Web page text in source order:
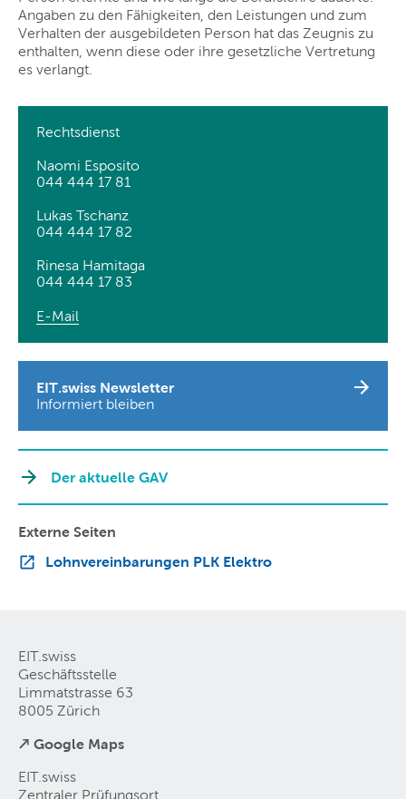
Angaben zu den Fähigkeiten, den Leistungen und zum
Verhalten der ausgebildeten Person hat das Zeugnis zu
enthalten, wenn diese oder ihre gesetzliche Vertretung
es verlangt.
Rechtsdienst
Naomi Esposito
044 444 17 81
Lukas Tschanz
044 444 17 82
Rinesa Hamitaga
044 444 17 83
E-Mail
EIT.swiss Newsletter
Informiert bleiben
Der aktuelle GAV
Externe Seiten
Lohnvereinbarungen PLK Elektro
EIT.swiss
Geschäftsstelle
Limmatstrasse 63
8005 Zürich
↗ Google Maps
EIT.swiss
Zentraler Prüfungsort